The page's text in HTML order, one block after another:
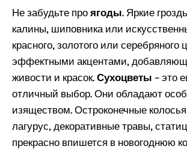
Не забудьте про ягоды. Яркие
калины, шиповника или
красного, золотого или серебряного
эффектными акцентами,
живости и красок. Сухоцветы – это
отличный выбор. Они обладают
изяществом. Остроконечные
лагурус, декоративные травы,
прекрасно впишется в новогоднюю